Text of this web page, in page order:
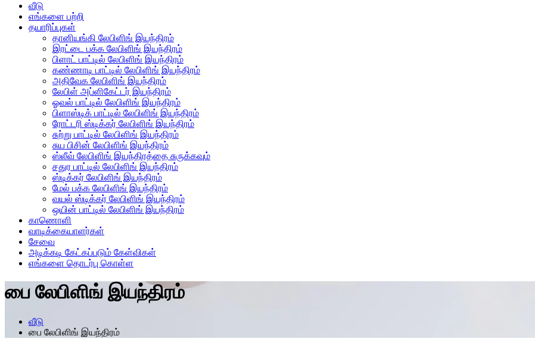
வீடு
எங்களை பற்றி
தயாரிப்புகள்
தானியங்கி லேபிளிங் இயந்திரம்
இரட்டை பக்க லேபிளிங் இயந்திரம்
பிளாட் பாட்டில் லேபிளிங் இயந்திரம்
கண்ணாடி பாட்டில் லேபிளிங் இயந்திரம்
அதிவேக லேபிளிங் இயந்திரம்
லேபிள் அப்ளிகேட்டர் இயந்திரம்
ஓவல் பாட்டில் லேபிளிங் இயந்திரம்
பிளாஸ்டிக் பாட்டில் லேபிளிங் இயந்திரம்
ரோட்டரி ஸ்டிக்கர் லேபிளிங் இயந்திரம்
சுற்று பாட்டில் லேபிளிங் இயந்திரம்
சுய பிசின் லேபிளிங் இயந்திரம்
ஸ்லீவ் லேபிளிங் இயந்திரத்தை சுருக்கவும்
சதுர பாட்டில் லேபிளிங் இயந்திரம்
ஸ்டிக்கர் லேபிளிங் இயந்திரம்
மேல் பக்க லேபிளிங் இயந்திரம்
வயல் ஸ்டிக்கர் லேபிளிங் இயந்திரம்
ஒயின் பாட்டில் லேபிளிங் இயந்திரம்
காணொளி
வாடிக்கையாளர்கள்
சேவை
அடிக்கடி கேட்கப்படும் கேள்விகள்
எங்களை தொடர்பு கொள்ள
பை லேபிளிங் இயந்திரம்
வீடு
பை லேபிளிங் இயந்திரம்